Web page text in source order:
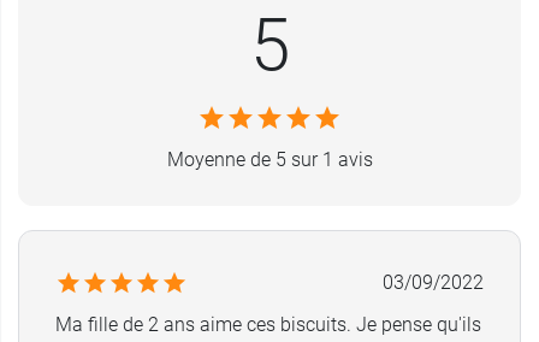
5
Moyenne de 5 sur 1 avis
03/09/2022
Ma fille de 2 ans aime ces biscuits. Je pense qu'ils